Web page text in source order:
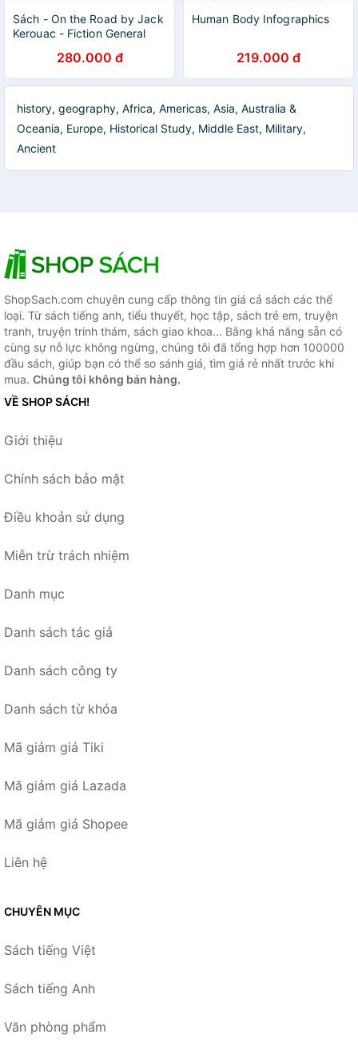
Sách - On the Road by Jack
Kerouac - Fiction General
Ngoại Văn nhập khẩu
280.000 đ
Human Body Infographics
219.000 đ
history, geography, Africa, Americas, Asia, Australia &
Oceania, Europe, Historical Study, Middle East, Military,
Ancient
ShopSach.com chuyên cung cấp thông tin giá cả sách các thể
loại. Từ sách tiếng anh, tiểu thuyết, học tập, sách trẻ em, truyện
tranh, truyện trinh thám, sách giao khoa... Bằng khả năng sẵn có
cùng sự nỗ lực không ngừng, chúng tôi đã tổng hợp hơn 100000
đầu sách, giúp bạn có thể so sánh giá, tìm giá rẻ nhất trước khi
mua. Chúng tôi không bán hàng.
VỀ SHOP SÁCH!
Giới thiệu
Chính sách bảo mật
Điều khoản sử dụng
Miễn trừ trách nhiệm
Danh mục
Danh sách tác giả
Danh sách công ty
Danh sách từ khóa
Mã giảm giá Tiki
Mã giảm giá Lazada
Mã giảm giá Shopee
Liên hệ
CHUYÊN MỤC
Sách tiếng Việt
Sách tiếng Anh
Văn phòng phẩm